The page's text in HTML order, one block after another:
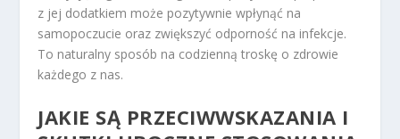
z jej dodatkiem może pozytywnie wpłynąć na
samopoczucie oraz zwiększyć odporność na infekcje.
To naturalny sposób na codzienną troskę o zdrowie
każdego z nas.
JAKIE SĄ PRZECIWWSKAZANIA I